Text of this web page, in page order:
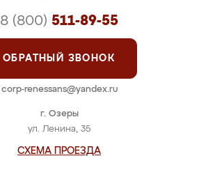
г. Озеры
ул. Ленина, 35
СХЕМА ПРОЕЗДА
8 (800) 511-89-55
ОБРАТНЫЙ ЗВОНОК
corp-renessans@yandex.ru